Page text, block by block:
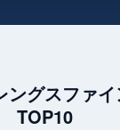
ングスファ
TOP10